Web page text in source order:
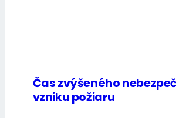
Čas zvýšeného
vzniku požiaru